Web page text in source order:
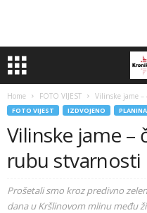
Home FOTO VIJEST Vilinske jame
FOTO VIJEST IZDVOJENO
Vilinske jame –
rubu stvarnosti
Prošetali smo kroz predivno
dana u Kršlinovom mlinu među